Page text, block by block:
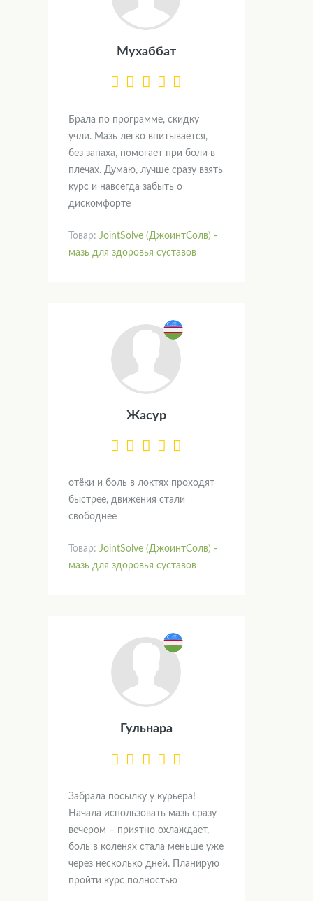
Мухаббат
Брала по программе, скидку
учли. Мазь легко впитывается,
без запаха, помогает при боли в
плечах. Думаю, лучше сразу взять
курс и навсегда забыть о
дискомфорте
Товар: JointSolve (ДжоинтСолв) -
мазь для здоровья суставов
Жасур
отёки и боль в локтях проходят
быстрее, движения стали
свободнее
Товар: JointSolve (ДжоинтСолв) -
мазь для здоровья суставов
Гульнара
Забрала посылку у курьера!
Начала использовать мазь сразу
вечером – приятно охлаждает,
боль в коленях стала меньше уже
через несколько дней. Планирую
пройти курс полностью